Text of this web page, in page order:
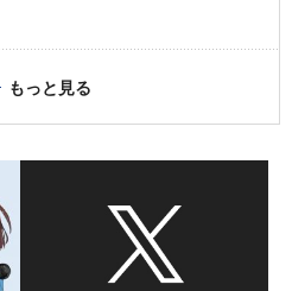
もっと見る